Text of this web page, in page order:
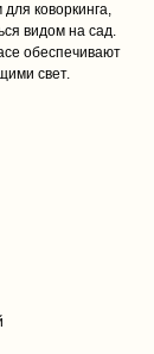
коворкинга,
видом на сад.
обеспечивают
свет.